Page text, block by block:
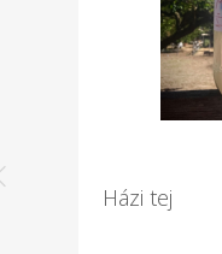
Házi tej